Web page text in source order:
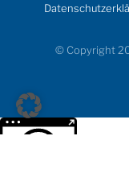
© Copyright
Weitere Informationen